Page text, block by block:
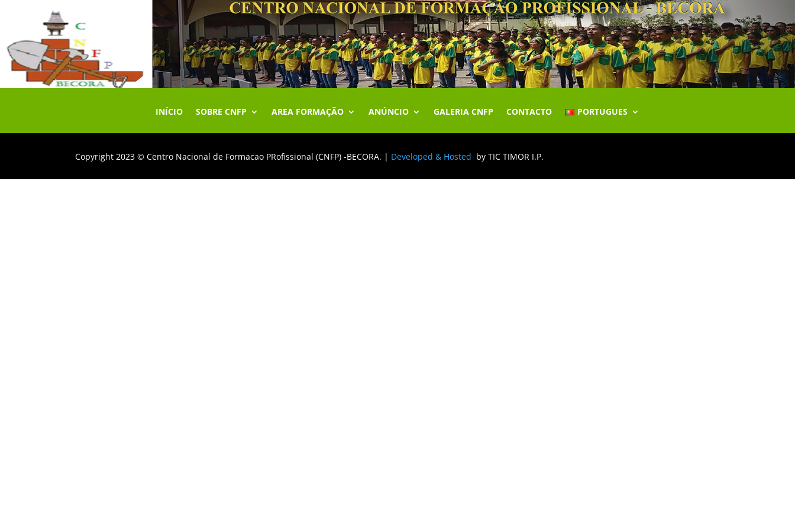
INÍCIO SOBRE CNFP AREA FORMAÇÃO ANÚNCIO GALERIA CNFP CONTACTO PORTUGUES
Copyright 2023 © Centro Nacional de Formacao PRofissional (CNFP) -BECORA. | Developed & Hosted by TIC TIMOR I.P.